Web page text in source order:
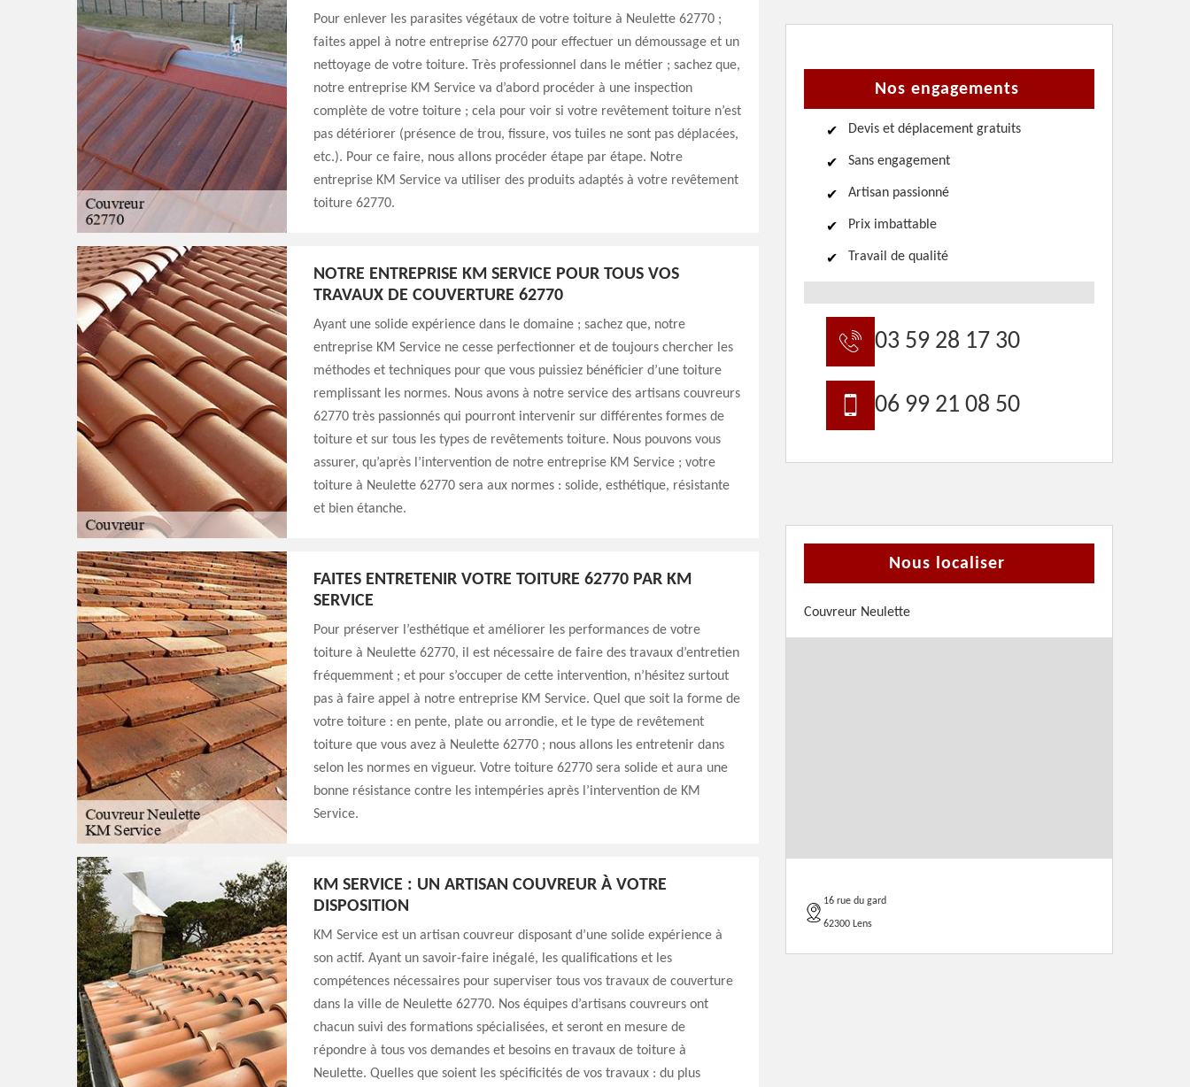
Pour enlever les parasites végétaux de votre toiture à Neulette 62770 ;
faites appel à notre entreprise 62770 pour effectuer un démoussage et un
nettoyage de votre toiture. Très professionnel dans le métier ; sachez que,
notre entreprise KM Service va d’abord procéder à une inspection
complète de votre toiture ; cela pour voir si votre revêtement toiture n’est
pas détériorer (présence de trou, fissure, vos tuiles ne sont pas déplacées,
etc.). Pour ce faire, nous allons procéder étape par étape. Notre
entreprise KM Service va utiliser des produits adaptés à votre revêtement
toiture 62770.
NOTRE ENTREPRISE KM SERVICE POUR TOUS VOS
TRAVAUX DE COUVERTURE 62770
Ayant une solide expérience dans le domaine ; sachez que, notre
entreprise KM Service ne cesse perfectionner et de toujours chercher les
méthodes et techniques pour que vous puissiez bénéficier d’une toiture
remplissant les normes. Nous avons à notre service des artisans couvreurs
62770 très passionnés qui pourront intervenir sur différentes formes de
toiture et sur tous les types de revêtements toiture. Nous pouvons vous
assurer, qu’après l’intervention de notre entreprise KM Service ; votre
toiture à Neulette 62770 sera aux normes : solide, esthétique, résistante
et bien étanche.
FAITES ENTRETENIR VOTRE TOITURE 62770 PAR KM
SERVICE
Pour préserver l’esthétique et améliorer les performances de votre
toiture à Neulette 62770, il est nécessaire de faire des travaux d’entretien
fréquemment ; et pour s’occuper de cette intervention, n’hésitez surtout
pas à faire appel à notre entreprise KM Service. Quel que soit la forme de
votre toiture : en pente, plate ou arrondie, et le type de revêtement
toiture que vous avez à Neulette 62770 ; nous allons les entretenir dans
selon les normes en vigueur. Votre toiture 62770 sera solide et aura une
bonne résistance contre les intempéries après l’intervention de KM
Service.
KM SERVICE : UN ARTISAN COUVREUR À VOTRE
DISPOSITION
KM Service est un artisan couvreur disposant d’une solide expérience à
son actif. Ayant un savoir-faire inégalé, les qualifications et les
compétences nécessaires pour superviser tous vos travaux de couverture
dans la ville de Neulette 62770. Nos équipes d’artisans couvreurs ont
chacun suivi des formations spécialisées, et seront en mesure de
répondre à tous vos demandes et besoins en travaux de toiture à
Neulette. Quelles que soient les spécificités de vos travaux : du plus
Nos engagements
Devis et déplacement gratuits
Sans engagement
Artisan passionné
Prix imbattable
Travail de qualité
03 59 28 17 30
06 99 21 08 50
Nous localiser
Couvreur Neulette
16 rue du gard
62300 Lens